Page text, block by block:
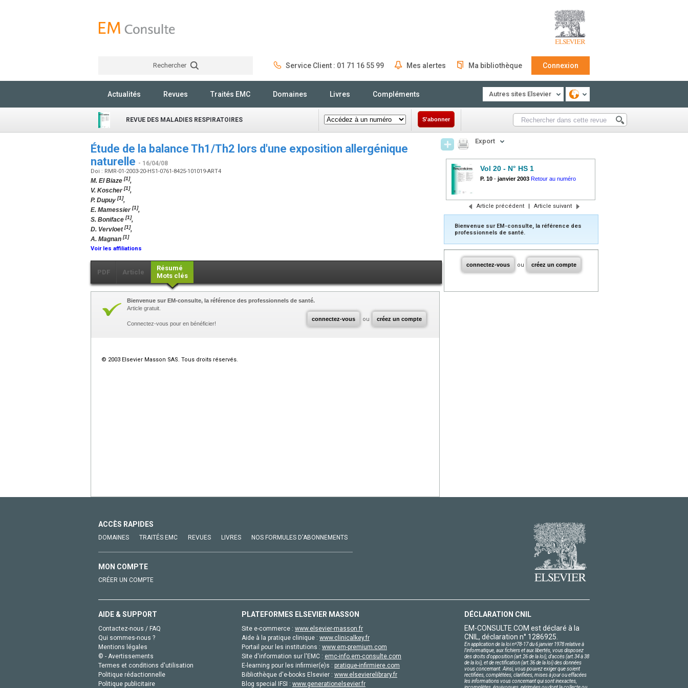
Rechercher Service Client : 01 71 16 55 99 Mes alertes Ma bibliothèque Connexion
Actualités Revues Traités EMC Domaines Livres Compléments Autres sites Elsevier
REVUE DES MALADIES RESPIRATOIRES S'abonner
Étude de la balance Th1/Th2 lors d'une exposition allergénique
naturelle - 16/04/08
Doi : RMR-01-2003-20-HS1-0761-8425-101019-ART4
M. El Biaze [1],
V. Koscher[1],
P. Dupuy [1],
E. Mamessier[1],
S. Boniface [1],
D. Vervloet[1],
A. Magnan [1]
Voir les affiliations
PDF Article
Résumé
Mots clés
connectez-vous ou créez un compte
Bienvenue sur EM-consulte, la référence des professionnels de santé.
Article gratuit.
Connectez-vous pour en bénéficier!
© 2003 Elsevier Masson SAS. Tous droits réservés.
Export
Vol 20 - N° HS 1
P. 10 - janvier 2003 Retour au numéro
Article précédent | Article suivant
Bienvenue sur EM-consulte, la référence des
professionnels de santé.
connectez-vous ou créez un compte
ACCÈS RAPIDES
DOMAINES TRAITÉS EMC REVUES LIVRES NOS FORMULES D'ABONNEMENTS
MON COMPTE
CRÉER UN COMPTE
AIDE & SUPPORT
Contactez-nous / FAQ
Qui sommes-nous ?
Mentions légales
© - Avertissements
Termes et conditions d'utilisation
Politique rédactionnelle
Politique publicitaire
PLATEFORMES ELSEVIER MASSON
Site e-commerce : www.elsevier-masson.fr
Aide à la pratique clinique : www.clinicalkey.fr
Portail pour les institutions : www.em-premium.com
Site d'information sur l'EMC : emc-info.em-consulte.com
E-learning pour les infirmier(e)s : pratique-infirmiere.com
Bibliothèque d'e-books Elsevier : www.elsevierelibrary.fr
Blog special IFSI : www.generationelsevier.fr
DÉCLARATION CNIL
EM-CONSULTE.COM est déclaré à la
CNIL, déclaration n° 1286925.
En application de la loi nº78-17 du 6 janvier 1978 relative à
l'informatique, aux fichiers et aux libertés, vous disposez
des droits d'opposition (art.26 de la loi), d'accès (art.34 à 38
de la loi), et de rectification (art.36 de la loi) des données
vous concernant. Ainsi, vous pouvez exiger que soient
rectifiées, complétées, clarifiées, mises à jour ou effacées
les informations vous concernant qui sont inexactes,